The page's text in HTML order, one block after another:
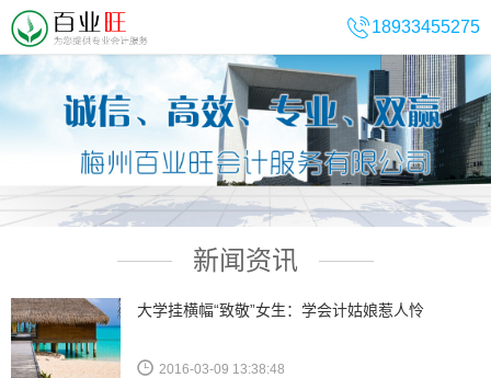
18933455275
新闻资讯
大学挂横幅“致敬”女生：学会计姑娘惹人怜
2016-03-09 13:38:48